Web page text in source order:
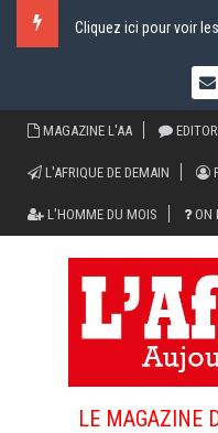
Cliquez ici pour voir
MAGAZINE L'AA
L'AFRIQUE DE DEMAIN
L'HOMME DU MOIS ON
LE MAGAZINE